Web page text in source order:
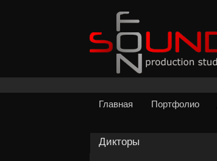
Главная Портфолио
Дикторы